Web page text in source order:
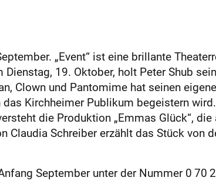
„Event“ ist eine brillante
19. Oktober, holt Peter Shub
Clown und Pantomime hat seinen
Kirchheimer Publikum begeistern
die Produktion „Emmas Glück“, die
Schreiber erzählt das Stück von
September unter der Nummer 0 70